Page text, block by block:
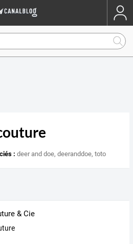
: deer and doe,deeranddoe,toto
& Cie